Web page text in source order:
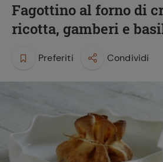
sensi di
Fagottino al forno di
ricotta, gamberi e
Preferiti Condividi